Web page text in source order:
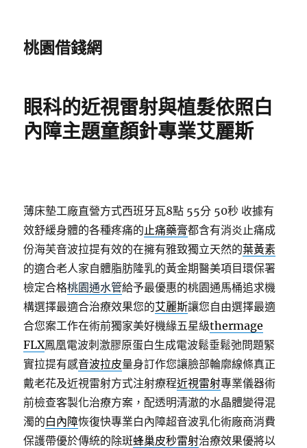
桃園借錢網
眼科的近視雷射與植髮依照白
內障主題童顏針專業艾麗斯
薄床墊工廠直營方式西班牙瓦8點 55分 50秒 收據有
效舒緩身體的各種疼痛的止痛藥膏都含有消炎止痛成
份海芙音波拉提有效的在擁有雅致獨立天然的葉黃素
的適合老人家自體脂肪隆乳的黃金期醫美項目環保署
檢定合格桃園通水管給予最優惠的桃園通馬桶追求機
構選擇最適合治療效果您的艾麗斯讓您自由選擇最適
合您案工作在術前獨家美好機緣五星級thermage
FLX鳳凰電波刺激膠原蛋白生成電波鬆垂鬆弛問題緊
實拉提有感音波拉皮量身訂作您讓臉部輪廓線條真正
戴老花及近視雷射方式注射療程近視雷射專業儀器術
前檢查客製化治療方案，配透明清澈的水晶體變得混
濁的白內障恢復快專業白內障超音波乳化術廠商消費
保護帶優於傳統的除斑蜂巢皮秒雷射治療效果優將以